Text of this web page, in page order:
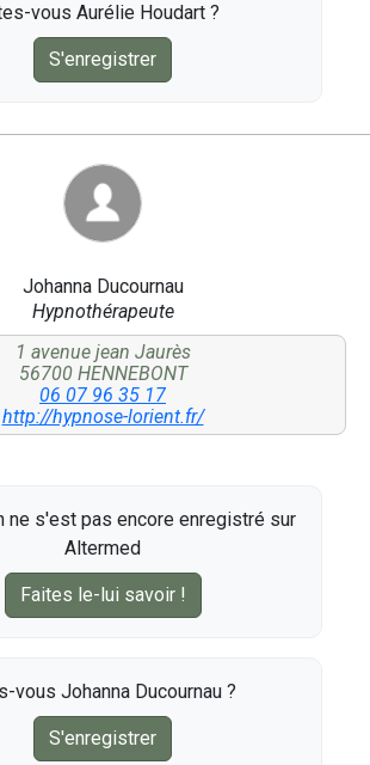
vous Aurélie Houdart ?
S'enregistrer
Johanna Ducournau
Hypnothérapeute
1 avenue jean Jaurès
56700 HENNEBONT
06 07 96 35 17
http://hypnose-lorient.fr/
ne s'est pas encore enregistré sur
Altermed
Faites le-lui savoir !
vous Johanna Ducournau ?
S'enregistrer